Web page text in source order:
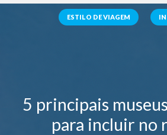
ESTILO DE VIAGEM
5 principais
para incluir no